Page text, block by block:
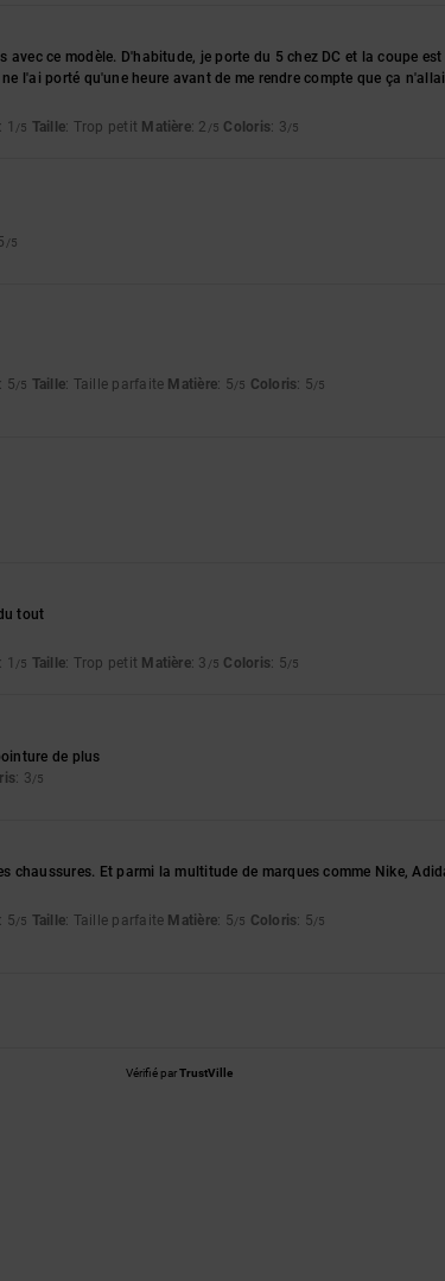
avec ce modèle. D'habitude, je porte du 5 chez DC et la coupe
l'ai porté qu'une heure avant de me rendre compte que ça
: 1 /5 Taille: Trop petit Matière: 2 /5 Coloris: 3/5
/5
: 5/5 Taille: Taille parfaite Matière: 5/5 Coloris: 5/5
tout
: 1 /5 Taille: Trop petit Matière: 3 /5 Coloris: 5/5
de plus
: 3/5
chaussures. Et parmi la multitude de marques comme Nike,
: 5/5 Taille: Taille parfaite Matière: 5/5 Coloris: 5/5
Vérifié parTrustVille